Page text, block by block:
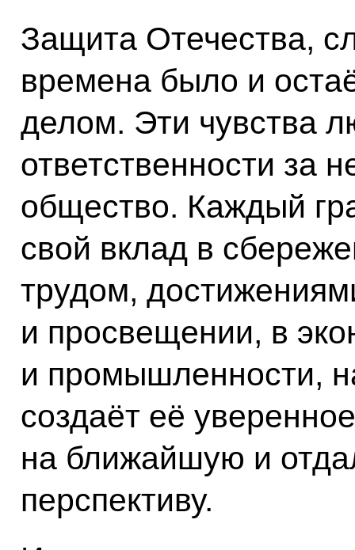
Защита Отечества,
времена было и
делом. Эти чувства
ответственности за
общество. Каждый
свой вклад в
трудом,
и просвещении, в
и промышленности,
создаёт её
на ближайшую и
перспективу.